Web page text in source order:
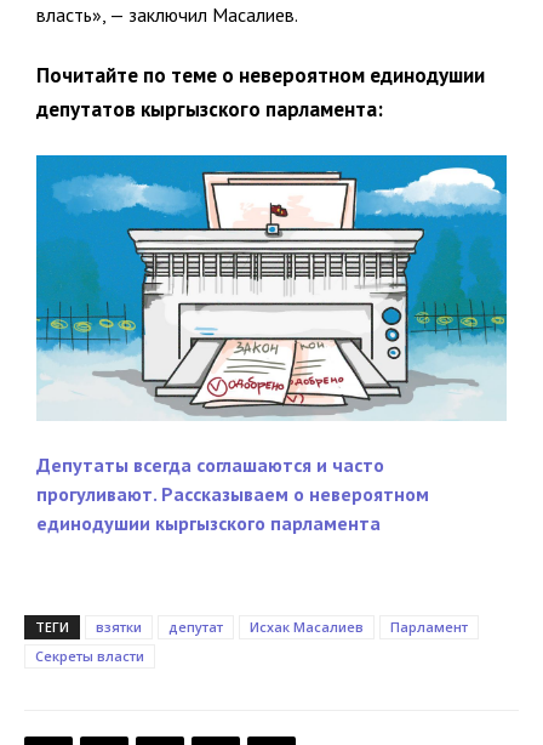
власть», — заключил Масалиев.
Почитайте по теме о невероятном единодушии
депутатов кыргызского парламента:
Депутаты всегда соглашаются и часто
прогуливают. Рассказываем о невероятном
единодушии кыргызского парламента
ТЕГИ взятки депутат Исхак Масалиев
Парламент
Секреты власти